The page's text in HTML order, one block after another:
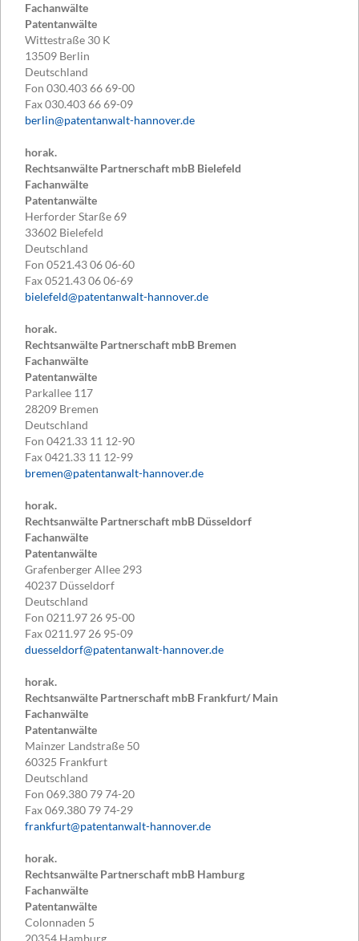
Fachanwälte
Patentanwälte
Wittestraße 30 K
13509 Berlin
Deutschland
Fon 030.403 66 69-00
Fax030.403 66 69-09
berlin@patentanwalt-hannover.de
horak.
Rechtsanwälte Partnerschaft mbB Bielefeld
Fachanwälte
Patentanwälte
Herforder Starße 69
33602 Bielefeld
Deutschland
Fon 0521.43 06 06-60
Fax0521.43 06 06-69
bielefeld@patentanwalt-hannover.de
horak.
Rechtsanwälte Partnerschaft mbB Bremen
Fachanwälte
Patentanwälte
Parkallee 117
28209 Bremen
Deutschland
Fon 0421.33 11 12-90
Fax0421.33 11 12-99
bremen@patentanwalt-hannover.de
horak.
Rechtsanwälte Partnerschaft mbB Düsseldorf
Fachanwälte
Patentanwälte
Grafenberger Allee 293
40237 Düsseldorf
Deutschland
Fon 0211.97 26 95-00
Fax0211.97 26 95-09
duesseldorf@patentanwalt-hannover.de
horak.
Rechtsanwälte Partnerschaft mbB Frankfurt/ Main
Fachanwälte
Patentanwälte
Mainzer Landstraße 50
60325 Frankfurt
Deutschland
Fon 069.380 79 74-20
Fax069.380 79 74-29
frankfurt@patentanwalt-hannover.de
horak.
Rechtsanwälte Partnerschaft mbB Hamburg
Fachanwälte
Patentanwälte
Colonnaden 5